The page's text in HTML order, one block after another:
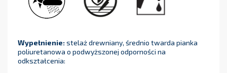
Wypełnienie:stelaż drewniany, średnio twarda pianka
poliuretanowa o podwyższonej odporności na
odkształcenia: